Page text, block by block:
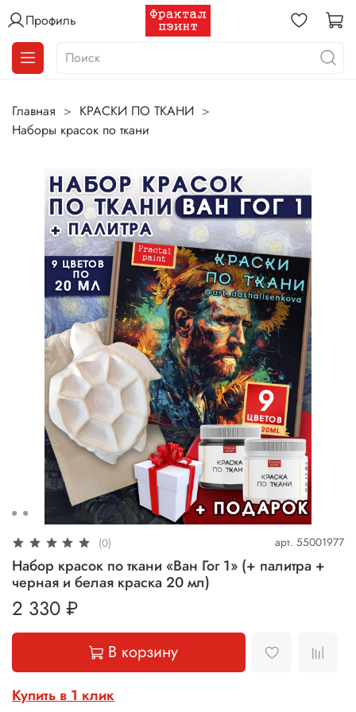
Профиль
Главная
КРАСКИ ПО ТКАНИ
Наборы красок по ткани
(0) арт. 55001977
Набор красок по ткани «Ван Гог 1» (+ палитра +
черная и белая краска 20 мл)
2 330 ₽
В корзину
Купить в 1 клик